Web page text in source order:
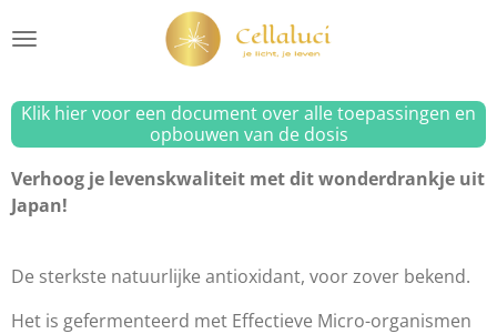
direct
deKlik hier voor een document over alle toepassingen en
opbouwen van de dosis
Verhoog je levenskwaliteit met dit wonderdrankje uit
Japan!
De sterkste natuurlijke antioxidant, voor zover bekend.
Het is gefermenteerd met Effectieve Micro-organismen